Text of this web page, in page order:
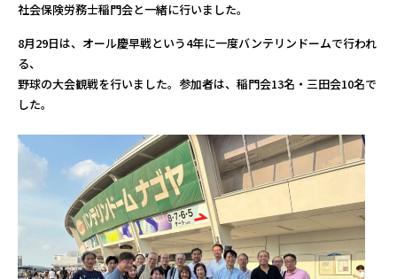
社会保険労務士稲門会と一緒に行いました。
8月29日は、オール慶早戦という4年に一度バンテリンドームで行われ
る、
野球の大会観戦を行いました。参加者は、稲門会13名・三田会10名で
した。